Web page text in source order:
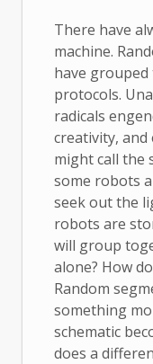
There have
machine.
have
protocols.
radicals
creativity,
might call the
some robots
seek out the
robots are
will group
alone? How
Random
something
schematic
does a